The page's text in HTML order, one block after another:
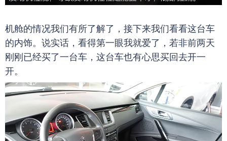
机舱的情况我们有所了解了，接下来我们看看这台车
的内饰。说实话，看得第一眼我就爱了，若非前两天
刚刚已经买了一台车，这台车也有心思买回去开一
开。